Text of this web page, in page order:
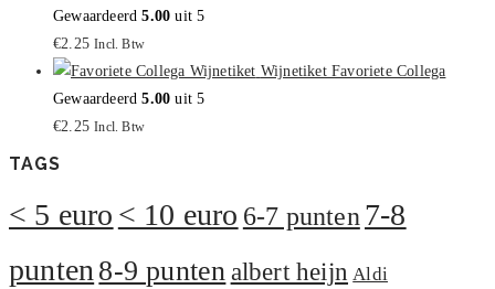
Gewaardeerd5.00 uit 5
€2.25 Incl. Btw
Wijnetiket Favoriete Collega
Gewaardeerd5.00 uit 5
€2.25 Incl. Btw
TAGS
< 5 euro < 10 euro 6-7 punten7-8
punten8-9 puntenalbert heijn Aldi